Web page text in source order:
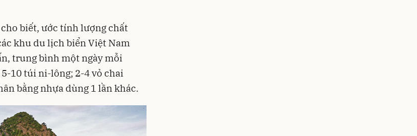
biết, ước tính lượng chất
khu du lịch biển Việt Nam
trung bình một ngày mỗi
10 túi ni-lông; 2-4 vỏ chai
bằng nhựa dùng 1 lần khác.